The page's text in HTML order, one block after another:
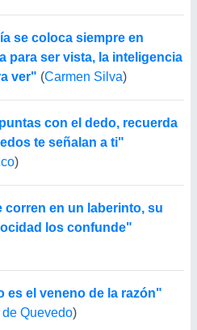
se coloca siempre en
para ser vista, la inteligencia
ver" (Carmen Silva)
con el dedo, recuerda
te señalan a ti"
)
corren en un laberinto, su
los confunde"
es el veneno de la razón"
Quevedo)